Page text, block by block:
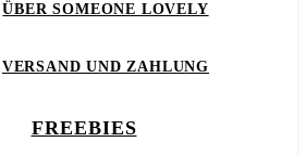
ÜBER SOMEONE LOVELY
VERSAND UND ZAHLUNG
FREEBIES